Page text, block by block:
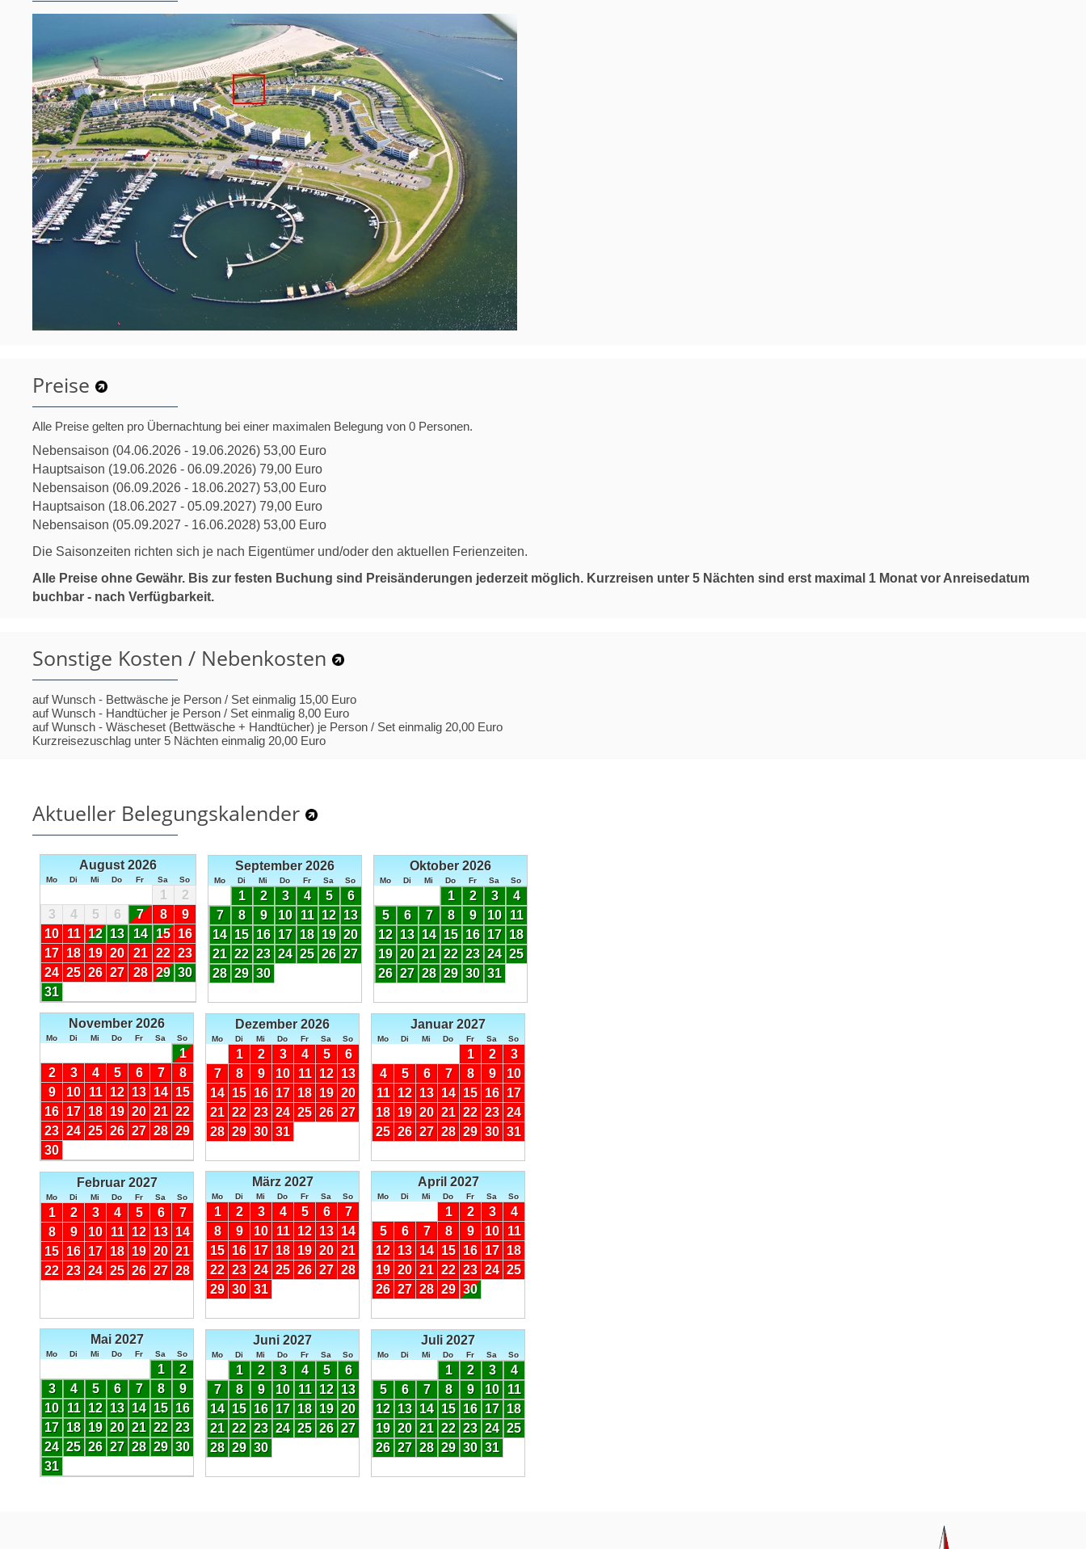
Preise
Alle Preise gelten pro Übernachtung bei einer maximalen Belegung von 0 Personen.
Nebensaison (04.06.2026 - 19.06.2026) 53,00 Euro
Hauptsaison (19.06.2026 - 06.09.2026) 79,00 Euro
Nebensaison (06.09.2026 - 18.06.2027) 53,00 Euro
Hauptsaison (18.06.2027 - 05.09.2027) 79,00 Euro
Nebensaison (05.09.2027 - 16.06.2028) 53,00 Euro
Die Saisonzeiten richten sich je nach Eigentümer und/oder den aktuellen Ferienzeiten.
Alle Preise ohne Gewähr. Bis zur festen Buchung sind Preisänderungen jederzeit möglich. Kurzreisen unter 5 Nächten sind erst maximal 1 Monat vor Anreisedatum
buchbar - nach Verfügbarkeit.
Sonstige Kosten / Nebenkosten
auf Wunsch - Bettwäsche je Person / Set einmalig 15,00 Euro
auf Wunsch - Handtücher je Person / Set einmalig 8,00 Euro
auf Wunsch - Wäscheset (Bettwäsche + Handtücher) je Person / Set einmalig 20,00 Euro
Kurzreisezuschlag unter 5 Nächten einmalig 20,00 Euro
Aktueller Belegungskalender